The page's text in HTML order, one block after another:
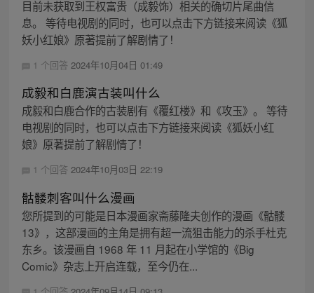
目前未获取到王权富贵（成毅饰）相关的确切片尾曲信
息。 等待电视剧的同时，也可以点击下方链接来阅读《狐
妖小红娘》原著提前了解剧情了！
1 个回答 2024年10月04日 01:49
成毅和白鹿演古装叫什么
成毅和白鹿合作的古装剧有《覆红楼》和《攻玉》。 等待
电视剧的同时，也可以点击下方链接来阅读《狐妖小红
娘》原著提前了解剧情了！
1 个回答 2024年10月03日 22:19
骷髅刺客叫什么漫画
您所提到的可能是日本漫画家斋藤隆夫创作的漫画《骷髅
13》，这部漫画的主角是拥有超一流狙击能力的杀手杜克
东乡。该漫画自 1968 年 11 月起在小学馆的《Big
Comic》杂志上开启连载，至今仍在...